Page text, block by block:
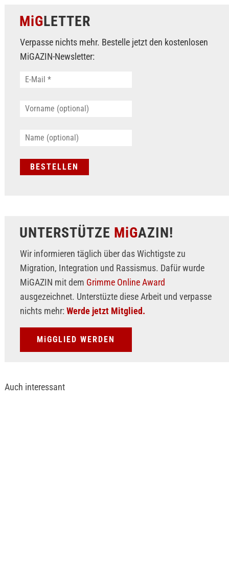
MiGLETTER
Verpasse nichts mehr. Bestelle jetzt den kostenlosen
MiGAZIN-Newsletter:
UNTERSTÜTZE MiGAZIN!
Wir informieren täglich über das Wichtigste zu
Migration, Integration und Rassismus. Dafür wurde
MiGAZIN mit dem Grimme Online Award
ausgezeichnet. Unterstüzte diese Arbeit und verpasse
nichts mehr: Werde jetzt Mitglied.
MiGGLIED WERDEN
Auch interessant